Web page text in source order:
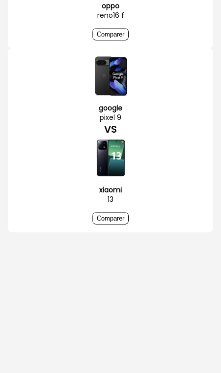
oppo
reno16 f
Comparer
google
pixel 9
VS
xiaomi
13
Comparer